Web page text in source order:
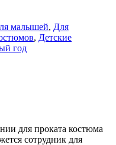
малышей, Для
, Детские
год
для проката костюма
сотрудник для